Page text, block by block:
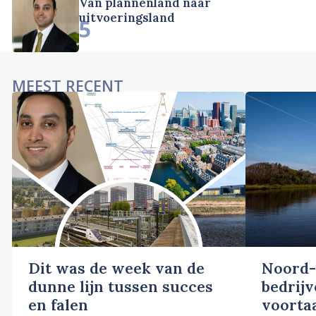
uitvoeringsland
5
MEEST RECENT
Dit was de week van de
dunne lijn tussen succes
en falen